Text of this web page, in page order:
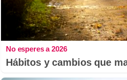
No esperes a 2026
Hábitos y cambios que